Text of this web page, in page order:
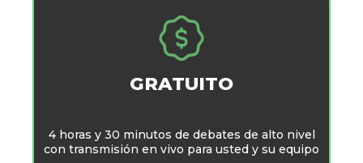
GRATUITO
4 horas y 30 minutos de debates de alto nivel
con transmisión en vivo para usted y su equipo